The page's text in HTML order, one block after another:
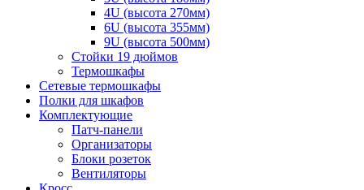
4U (высота 270мм)
6U (высота 355мм)
9U (высота 500мм)
Стойки 19 дюймов
Термошкафы
Сетевые термошкафы
Полки для шкафов
Комплектующие
Патч-панели
Организаторы
Блоки розеток
Вентиляторы